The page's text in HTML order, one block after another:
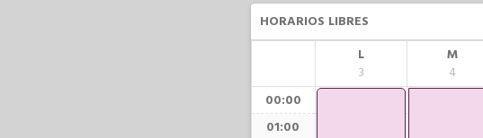
HORARIOS LIBRES
L
3
M
4
00:00
01:00